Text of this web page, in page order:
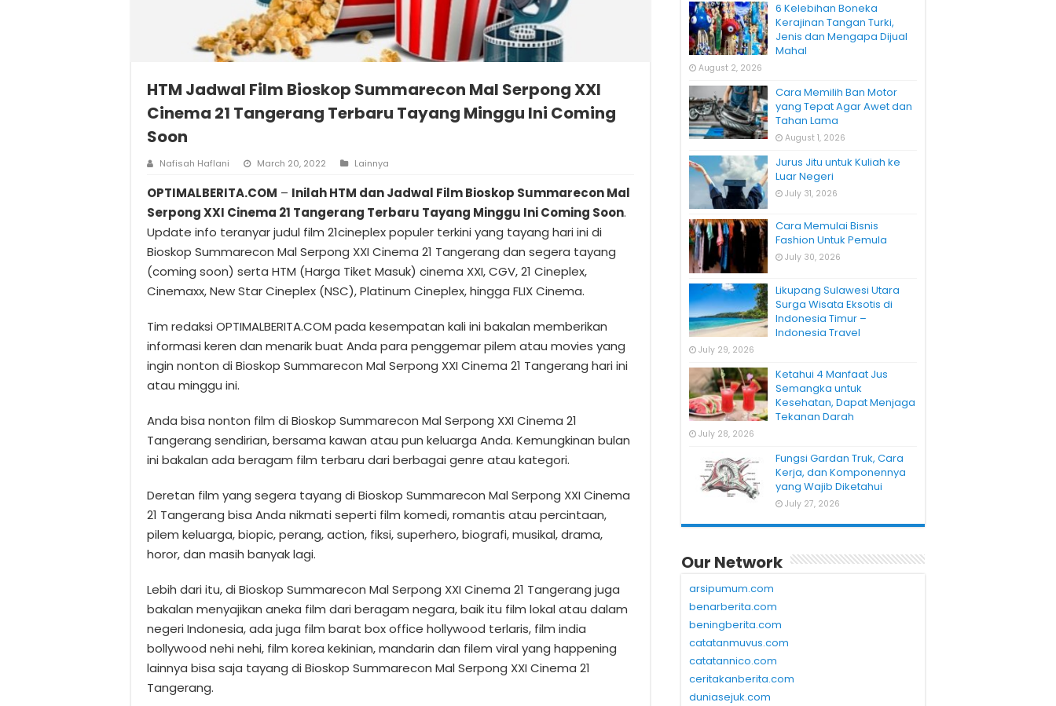
HTM Jadwal Film Bioskop Summarecon Mal Serpong XXI
Cinema 21 Tangerang Terbaru Tayang Minggu Ini Coming
Soon
Nafisah Haflani March 20, 2022 Lainnya
OPTIMALBERITA.COM – Inilah HTM dan Jadwal Film Bioskop Summarecon Mal
Serpong XXI Cinema 21 Tangerang Terbaru Tayang Minggu Ini Coming Soon.
Update info teranyar judul film 21cineplex populer terkini yang tayang hari ini di
Bioskop Summarecon Mal Serpong XXI Cinema 21 Tangerang dan segera tayang
(coming soon) serta HTM (Harga Tiket Masuk) cinema XXI, CGV, 21 Cineplex,
Cinemaxx, New Star Cineplex (NSC), Platinum Cineplex, hingga FLIX Cinema.
Tim redaksi OPTIMALBERITA.COM pada kesempatan kali ini bakalan memberikan
informasi keren dan menarik buat Anda para penggemar pilem atau movies yang
ingin nonton di Bioskop Summarecon Mal Serpong XXI Cinema 21 Tangerang hari ini
atau minggu ini.
Anda bisa nonton film di Bioskop Summarecon Mal Serpong XXI Cinema 21
Tangerang sendirian, bersama kawan atau pun keluarga Anda. Kemungkinan bulan
ini bakalan ada beragam film terbaru dari berbagai genre atau kategori.
Deretan film yang segera tayang di Bioskop Summarecon Mal Serpong XXI Cinema
21 Tangerang bisa Anda nikmati seperti film komedi, romantis atau percintaan,
pilem keluarga, biopic, perang, action, fiksi, superhero, biografi, musikal, drama,
horor, dan masih banyak lagi.
Lebih dari itu, di Bioskop Summarecon Mal Serpong XXI Cinema 21 Tangerang juga
bakalan menyajikan aneka film dari beragam negara, baik itu film lokal atau dalam
negeri Indonesia, ada juga film barat box office hollywood terlaris, film india
bollywood nehi nehi, film korea kekinian, mandarin dan filem viral yang happening
lainnya bisa saja tayang di Bioskop Summarecon Mal Serpong XXI Cinema 21
Tangerang.
6 Kelebihan Boneka
Kerajinan Tangan Turki,
Jenis dan Mengapa Dijual
Mahal
August 2, 2026
Cara Memilih Ban Motor
yang Tepat Agar Awet dan
Tahan Lama
August 1, 2026
Jurus Jitu untuk Kuliah ke
Luar Negeri
July 31, 2026
Cara Memulai Bisnis
Fashion Untuk Pemula
July 30, 2026
Likupang Sulawesi Utara
Surga Wisata Eksotis di
Indonesia Timur –
Indonesia Travel
July 29, 2026
Ketahui 4 Manfaat Jus
Semangka untuk
Kesehatan, Dapat Menjaga
Tekanan Darah
July 28, 2026
Fungsi Gardan Truk, Cara
Kerja, dan Komponennya
yang Wajib Diketahui
July 27, 2026
Our Network
arsipumum.com
benarberita.com
beningberita.com
catatanmuvus.com
catatannico.com
ceritakanberita.com
duniasejuk.com